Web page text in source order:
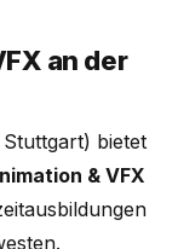
an der
Stuttgart) bietet
& VFX